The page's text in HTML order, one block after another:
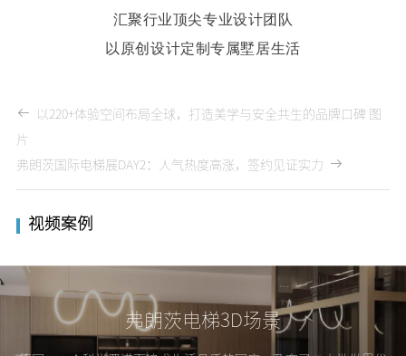
汇聚行业顶尖专业设计团队
以原创设计定制专属墅居生活
以220+体验空间布局全球，打造美学与安全共生的品牌口碑 图
片
弗朗茨国际电梯展DAY2：人气热度高涨，签约见证实力
视频案例
弗朗茨电梯3D场景